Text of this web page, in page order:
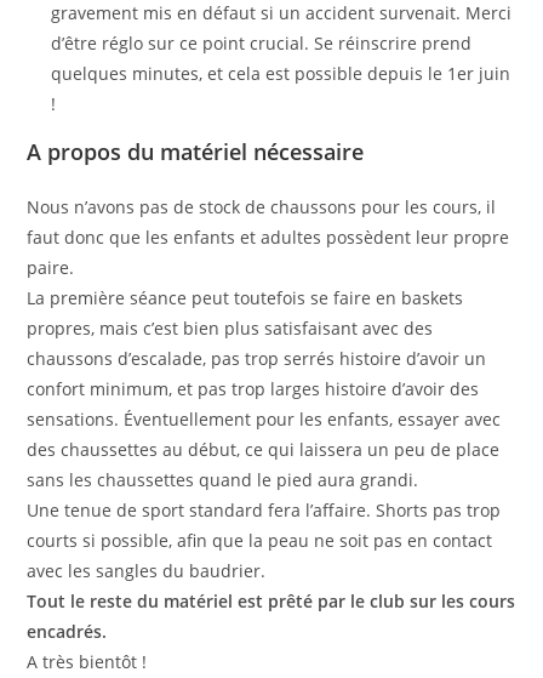
gravement mis en défaut si un accident survenait. Merci
d’être réglo sur ce point crucial. Se réinscrire prend
quelques minutes, et cela est possible depuis le 1er juin
!
A propos du matériel nécessaire
Nous n’avons pas de stock de chaussons pour les cours, il
faut donc que les enfants et adultes possèdent leur propre
paire.
La première séance peut toutefois se faire en baskets
propres, mais c’est bien plus satisfaisant avec des
chaussons d’escalade, pas trop serrés histoire d’avoir un
confort minimum, et pas trop larges histoire d’avoir des
sensations. Éventuellement pour les enfants, essayer avec
des chaussettes au début, ce qui laissera un peu de place
sans les chaussettes quand le pied aura grandi.
Une tenue de sport standard fera l’affaire. Shorts pas trop
courts si possible, afin que la peau ne soit pas en contact
avec les sangles du baudrier.
Tout le reste du matériel est prêté par le club sur les cours
encadrés.
A très bientôt !